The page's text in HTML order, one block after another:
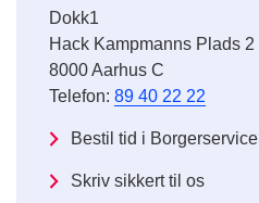
Dokk1
Hack Kampmanns Plads 2
8000 Aarhus C
Telefon: 89 40 22 22
Bestil tid i Borgerservice
Skriv sikkert til os